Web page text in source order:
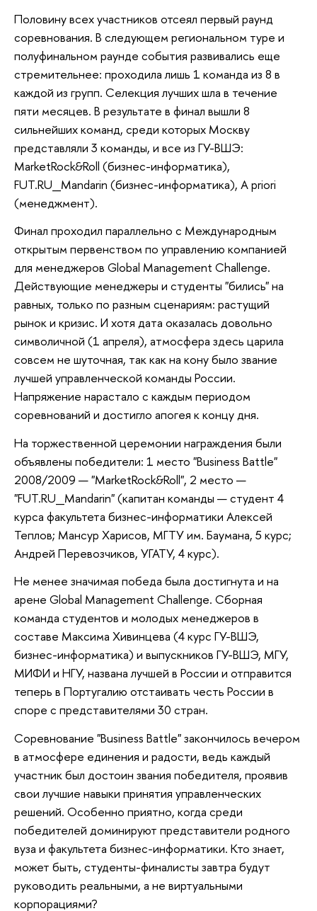
Половину всех участников отсеял первый раунд
соревнования. В следующем региональном туре и
полуфинальном раунде события развивались еще
стремительнее: проходила лишь 1 команда из 8 в
каждой из групп. Селекция лучших шла в течение
пяти месяцев. В результате в финал вышли 8
сильнейших команд, среди которых Москву
представляли 3 команды, и все из ГУ-ВШЭ:
MarketRock&Roll (бизнес-информатика),
FUT.RU_Mandarin (бизнес-информатика), A priori
(менеджмент).
Финал проходил параллельно с Международным
открытым первенством по управлению компанией
для менеджеров Global Management Challenge.
Действующие менеджеры и студенты "бились" на
равных, только по разным сценариям: растущий
рынок и кризис. И хотя дата оказалась довольно
символичной (1 апреля), атмосфера здесь царила
совсем не шуточная, так как на кону было звание
лучшей управленческой команды России.
Напряжение нарастало с каждым периодом
соревнований и достигло апогея к концу дня.
На торжественной церемонии награждения были
объявлены победители: 1 место "Business Battle"
2008/2009 — "MarketRock&Roll", 2 место —
"FUT.RU_Mandarin" (капитан команды — студент 4
курса факультета бизнес-информатики Алексей
Теплов; Мансур Харисов, МГТУ им. Баумана, 5 курс;
Андрей Перевозчиков, УГАТУ, 4 курс).
Не менее значимая победа была достигнута и на
арене Global Management Challenge. Сборная
команда студентов и молодых менеджеров в
составе Максима Хивинцева (4 курс ГУ-ВШЭ,
бизнес-информатика) и выпускников ГУ-ВШЭ, МГУ,
МИФИ и НГУ, названа лучшей в России и отправится
теперь в Португалию отстаивать честь России в
споре с представителями 30 стран.
Соревнование "Business Battle" закончилось вечером
в атмосфере единения и радости, ведь каждый
участник был достоин звания победителя, проявив
свои лучшие навыки принятия управленческих
решений. Особенно приятно, когда среди
победителей доминируют представители родного
вуза и факультета бизнес-информатики. Кто знает,
может быть, студенты-финалисты завтра будут
руководить реальными, а не виртуальными
корпорациями?